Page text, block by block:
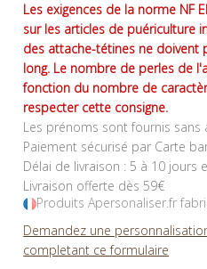
Les exigences de la norme NF
sur les articles de puériculture
des attache-tétines ne doivent
long. Le nombre de perles de
fonction du nombre de
respecter cette consigne.
Les prénoms sont fournis
Paiement sécurisé par Carte
Délai de livraison : 5 à 10 jours
Livraison offerte dès 59€
Produits Apersonaliser.fr
Demandez une
completant ce formulaire